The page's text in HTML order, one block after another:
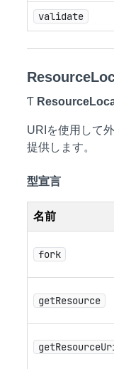
validate
Ƭ
URIを使用して
提供します。
型宣言
名前
fork
getResource